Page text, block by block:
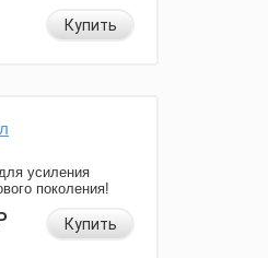
Купить
усиления
поколения!
Купить